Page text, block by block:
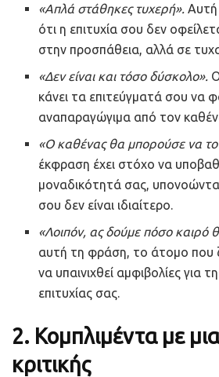
«Απλά στάθηκες τυχερή». Αυτή
ότι η επιτυχία σου δεν
στην προσπάθεια, αλλά σε
«Δεν είναι και τόσο δύσκολο».
κάνει τα επιτεύγματά σου να
αναπαραγώγιμα από τον
«Ο καθένας θα μπορούσε να το
έκφραση έχει στόχο να
μοναδικότητά σας,
σoυ δεν είναι ιδιαίτερο.
«Λοιπόν, ας δούμε πόσο καιρό
αυτή τη φράση, το άτομο που
να υπαινιχθεί αμφιβολίες για
επιτυχίας σας.
2. Κομπλιμέντα με
κριτικής